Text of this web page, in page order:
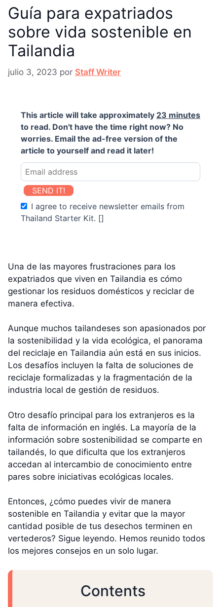
Guía para expatriados
sobre vida sostenible en
Tailandia
julio 3, 2023 por Staff Writer
This article will take approximately 23 minutes
to read. Don't have the time right now? No
worries. Email the ad-free version of the
article to yourself and read it later!
SEND IT!
I agree to receive newsletter emails from
Thailand Starter Kit. []
Una de las mayores frustraciones para los
expatriados que viven en Tailandia es cómo
gestionar los residuos domésticos y reciclar de
manera efectiva.
Aunque muchos tailandeses son apasionados por
la sostenibilidad y la vida ecológica, el panorama
del reciclaje en Tailandia aún está en sus inicios.
Los desafíos incluyen la falta de soluciones de
reciclaje formalizadas y la fragmentación de la
industria local de gestión de residuos.
Otro desafío principal para los extranjeros es la
falta de información en inglés. La mayoría de la
información sobre sostenibilidad se comparte en
tailandés, lo que dificulta que los extranjeros
accedan al intercambio de conocimiento entre
pares sobre iniciativas ecológicas locales.
Entonces, ¿cómo puedes vivir de manera
sostenible en Tailandia y evitar que la mayor
cantidad posible de tus desechos terminen en
vertederos? Sigue leyendo. Hemos reunido todos
los mejores consejos en un solo lugar.
Contents